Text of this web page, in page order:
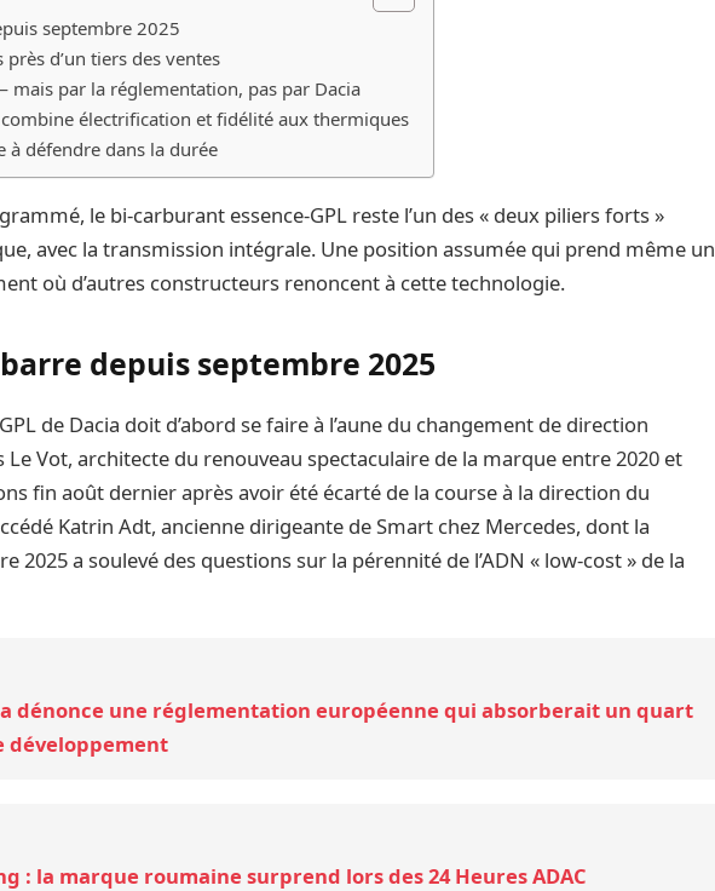
septembre 2025
près d’un tiers des ventes
par la réglementation, pas par Dacia
électrification et fidélité aux thermiques
à défendre dans la durée
le bi-carburant essence-GPL reste l’un des « deux piliers forts »
avec la transmission intégrale. Une position assumée qui prend même un
où d’autres constructeurs renoncent à cette technologie.
depuis septembre 2025
de Dacia doit d’abord se faire à l’aune du changement de direction
Le Vot, architecte du renouveau spectaculaire de la marque entre 2020 et
fin août dernier après avoir été écarté de la course à la direction du
Katrin Adt, ancienne dirigeante de Smart chez Mercedes, dont la
2025 a soulevé des questions sur la pérennité de l’ADN « low-cost » de la
dénonce une réglementation européenne qui absorberait un quart
développement
: la marque roumaine surprend lors des 24 Heures ADAC